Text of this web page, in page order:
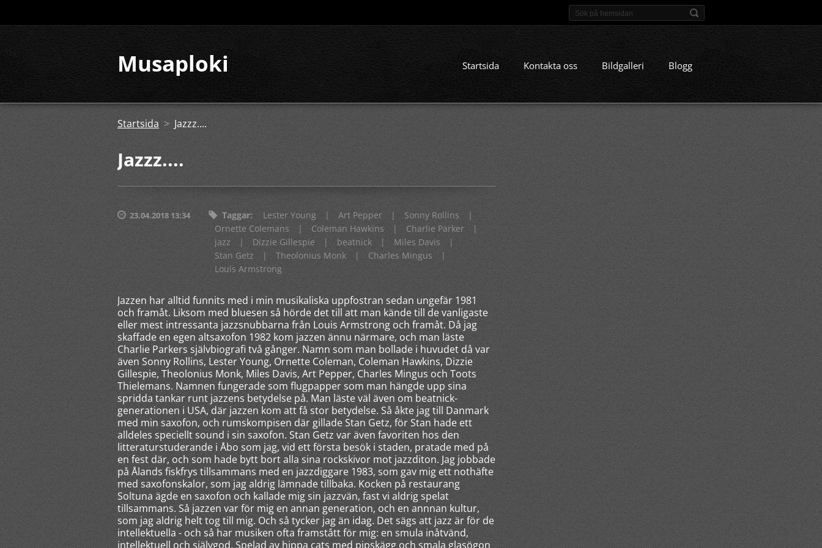
Musaploki Startsida Kontakta oss Bildgalleri Blogg
Startsida > Jazzz....
Jazzz....
23.04.2018 13:34 Taggar: Lester Young | Art Pepper | Sonny Rollins
|
Ornette Colemans
| Coleman Hawkins | Charlie Parker
|
jazz
| Dizzie Gillespie | beatnick | Miles Davis
|
Stan Getz
| Theolonius Monk | Charles Mingus
|
Louis Armstrong
Jazzen har alltid funnits med i min musikaliska uppfostran sedan ungefär 1981
och framåt. Liksom med bluesen så hörde det till att man kände till de vanligaste
eller mest intressanta jazzsnubbarna från Louis Armstrong och framåt. Då jag
skaffade en egen altsaxofon 1982 kom jazzen ännu närmare, och man läste
Charlie Parkers självbiografi två gånger. Namn som man bollade i huvudet då var
även Sonny Rollins, Lester Young, Ornette Coleman, Coleman Hawkins, Dizzie
Gillespie, Theolonius Monk, Miles Davis, Art Pepper, Charles Mingus och Toots
Thielemans. Namnen fungerade som flugpapper som man hängde upp sina
spridda tankar runt jazzens betydelse på. Man läste väl även om beatnick-
generationen i USA, där jazzen kom att få stor betydelse. Så åkte jag till Danmark
med min saxofon, och rumskompisen där gillade Stan Getz, för Stan hade ett
alldeles speciellt sound i sin saxofon. Stan Getz var även favoriten hos den
litteraturstuderande i Åbo som jag, vid ett första besök i staden, pratade med på
en fest där, och som hade bytt bort alla sina rockskivor mot jazzditon. Jag jobbade
på Ålands fiskfrys tillsammans med en jazzdiggare 1983, som gav mig ett nothäfte
med saxofonskalor, som jag aldrig lämnade tillbaka. Kocken på restaurang
Soltuna ägde en saxofon och kallade mig sin jazzvän, fast vi aldrig spelat
tillsammans. Så jazzen var för mig en annan generation, och en annnan kultur,
som jag aldrig helt tog till mig. Och så tycker jag än idag. Det sägs att jazz är för de
intellektuella - och så har musiken ofta framstått för mig: en smula inåtvänd,
intellektuell och självgod. Spelad av hippa cats med pipskägg och smala glasögon